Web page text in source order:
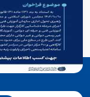
Open